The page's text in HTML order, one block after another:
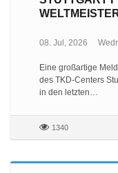
08. Jul, 2026
Eine großartige
des TKD-Centers
in den letzten…
1340